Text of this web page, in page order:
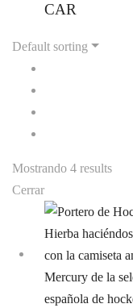
CAR
Default sorting
Mostrando 4 results
Cerrar